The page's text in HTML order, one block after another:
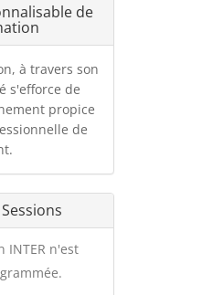
de
à travers son
s'efforce de
propice
de
INTER n'est